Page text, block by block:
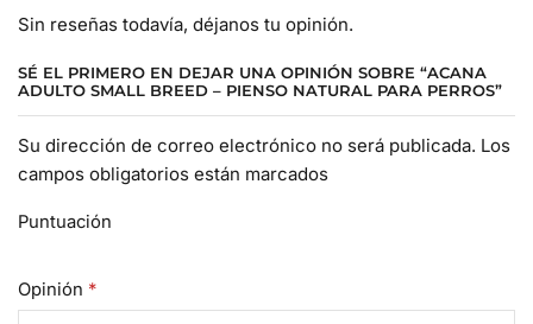
Sin reseñas todavía, déjanos tu opinión.
SÉ EL PRIMERO EN DEJAR UNA OPINIÓN SOBRE “ACANA
ADULTO SMALL BREED – PIENSO NATURAL PARA PERROS”
Su dirección de correo electrónico no será publicada. Los
campos obligatorios están marcados
Puntuación
Opinión *